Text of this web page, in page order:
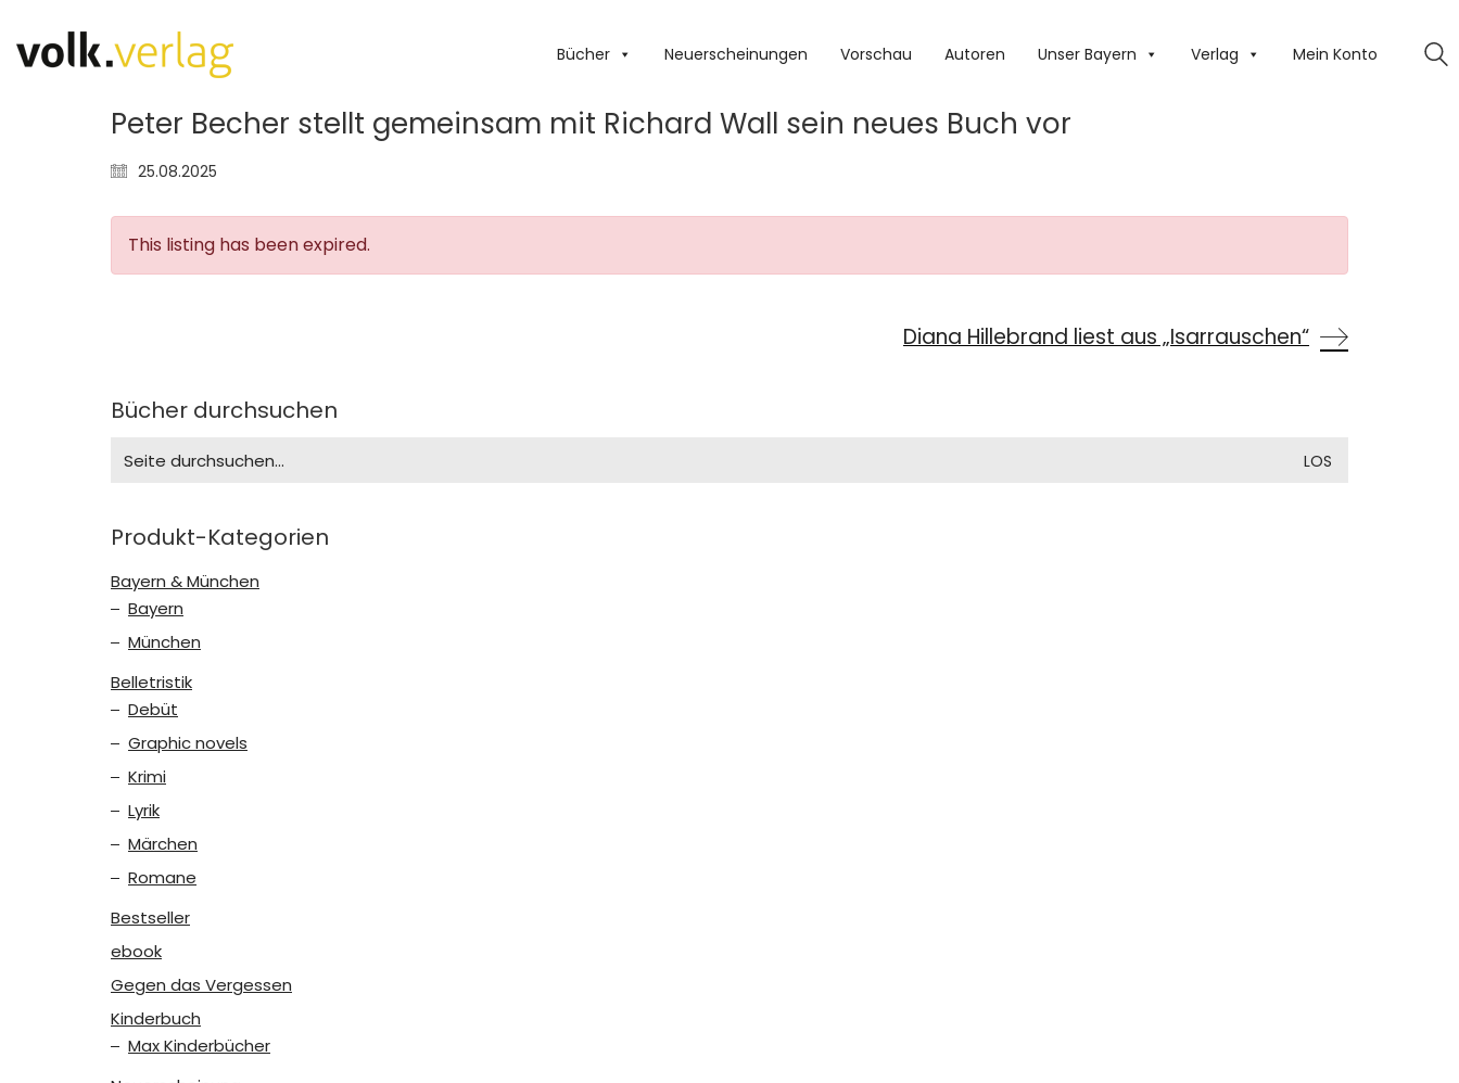
Bücher Neuerscheinungen Vorschau Autoren Unser Bayern Verlag Mein Konto
Peter Becher stellt gemeinsam mit Richard Wall sein neues Buch vor
25.08.2025
This listing has been expired.
Diana Hillebrand liest aus „Isarrauschen“
Bücher durchsuchen
for:
Produkt-Kategorien
Bayern & München
Bayern
München
Belletristik
Debüt
Graphic novels
Krimi
Lyrik
Märchen
Romane
Bestseller
ebook
Gegen das Vergessen
Kinderbuch
Max Kinderbücher